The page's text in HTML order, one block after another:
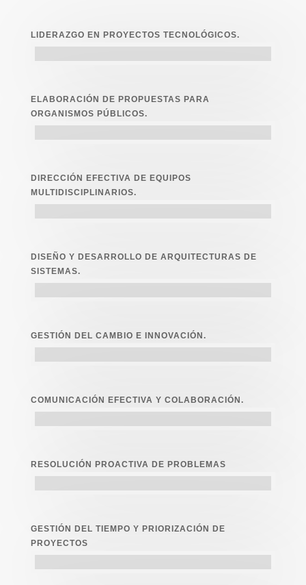
LIDERAZGO EN PROYECTOS TECNOLÓGICOS.
ELABORACIÓN DE PROPUESTAS PARA
ORGANISMOS PÚBLICOS.
DIRECCIÓN EFECTIVA DE EQUIPOS
MULTIDISCIPLINARIOS.
DISEÑO Y DESARROLLO DE ARQUITECTURAS DE
SISTEMAS.
GESTIÓN DEL CAMBIO E INNOVACIÓN.
COMUNICACIÓN EFECTIVA Y COLABORACIÓN.
RESOLUCIÓN PROACTIVA DE PROBLEMAS
GESTIÓN DEL TIEMPO Y PRIORIZACIÓN DE
PROYECTOS